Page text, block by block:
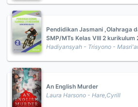
Pendidikan Jasmani ,Olahraga
SMP/MTs Kelas VIII 2 kurikulum
Hadiyansyah - Trisyono -
An English Murder
Laura Harsono - Hare,Cyrill